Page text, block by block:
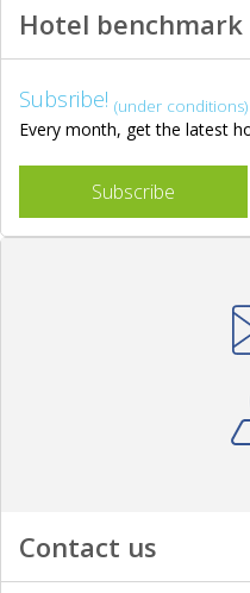
Hotel benchmark
Subsribe! (under conditions)
Every month, get the latest
Subscribe
Contact us